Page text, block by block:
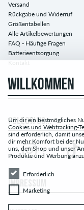
Versand
Rückgabe und Widerruf
Größentabellen
Alle Artikelbewertungen
FAQ - Häufige Fragen
Batterieentsorgung
Kontakt
FOLLOW US...
IMPRESSUM
WILLKOMMEN
Um dir ein bestmögliches
Cookies und Webtracking-
sind erforderlich, damit
dir mehr Komfort bei der
uns, den Shop und unser
Produkte und Werbung
Erforderlich
Erforderlich
MarketingMarketing